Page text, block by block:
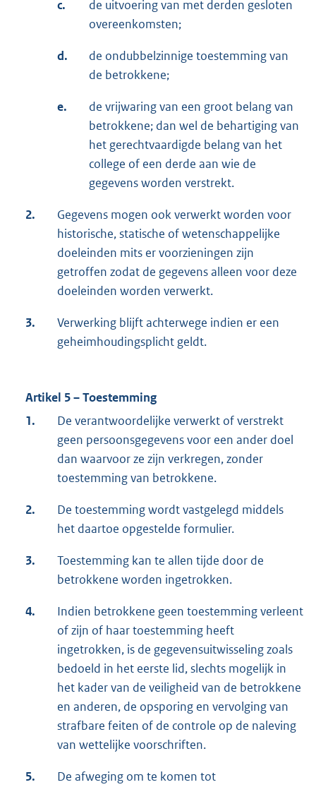
c.
de uitvoering van met derden gesloten
overeenkomsten;
d.
de ondubbelzinnige toestemming van
de betrokkene;
e.
de vrijwaring van een groot belang van
betrokkene; dan wel de behartiging van
het gerechtvaardigde belang van het
college of een derde aan wie de
gegevens worden verstrekt.
2.
Gegevens mogen ook verwerkt worden voor
historische, statische of wetenschappelijke
doeleinden mits er voorzieningen zijn
getroffen zodat de gegevens alleen voor deze
doeleinden worden verwerkt.
3.
Verwerking blijft achterwege indien er een
geheimhoudingsplicht geldt.
Artikel 5 – Toestemming
1.
De verantwoordelijke verwerkt of verstrekt
geen persoonsgegevens voor een ander doel
dan waarvoor ze zijn verkregen, zonder
toestemming van betrokkene.
2.
De toestemming wordt vastgelegd middels
het daartoe opgestelde formulier.
3.
Toestemming kan te allen tijde door de
betrokkene worden ingetrokken.
4.
Indien betrokkene geen toestemming verleent
of zijn of haar toestemming heeft
ingetrokken, is de gegevensuitwisseling zoals
bedoeld in het eerste lid, slechts mogelijk in
het kader van de veiligheid van de betrokkene
en anderen, de opsporing en vervolging van
strafbare feiten of de controle op de naleving
van wettelijke voorschriften.
5.
De afweging om te komen tot